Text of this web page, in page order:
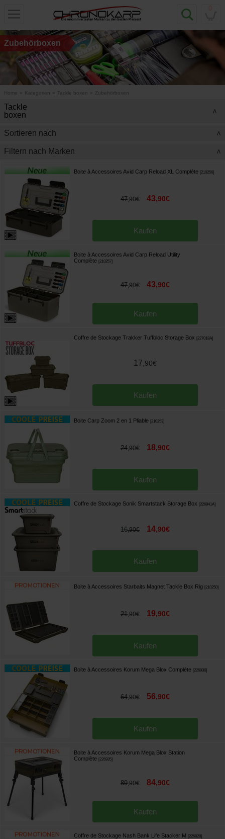
Zubehörboxen
Home Kategorien Tackle boxen Zubehörboxen
Tackle
boxen
>
Sortieren nach >
Filtern nach Marken >
Boite à Accessoires Avid Carp Reload XL Complète [210256]
47,90€ 43,90€
Kaufen
Boite à Accessoires Avid Carp Reload Utility
Complète [210257]
47,90€ 43,90€
Kaufen
Coffre de Stockage Trakker Tuffbloc Storage Box [227018A]
17,90€
Kaufen
Boite Carp Zoom 2 en 1 Pliable [210253]
24,90€ 18,90€
Kaufen
Coffre de Stockage Sonik Smartstack Storage Box [226941A]
16,90€ 14,90€
Kaufen
Boite à Accessoires Starbaits Magnet Tackle Box Rig [210250]
21,90€ 19,90€
Kaufen
Boite à Accessoires Korum Mega Blox Complète [226936]
64,90€ 56,90€
Kaufen
Boite à Accessoires Korum Mega Blox Station
Complète [226935]
89,90€ 84,90€
Kaufen
Coffre de Stockage Nash Bank Life Stacker M [226828]